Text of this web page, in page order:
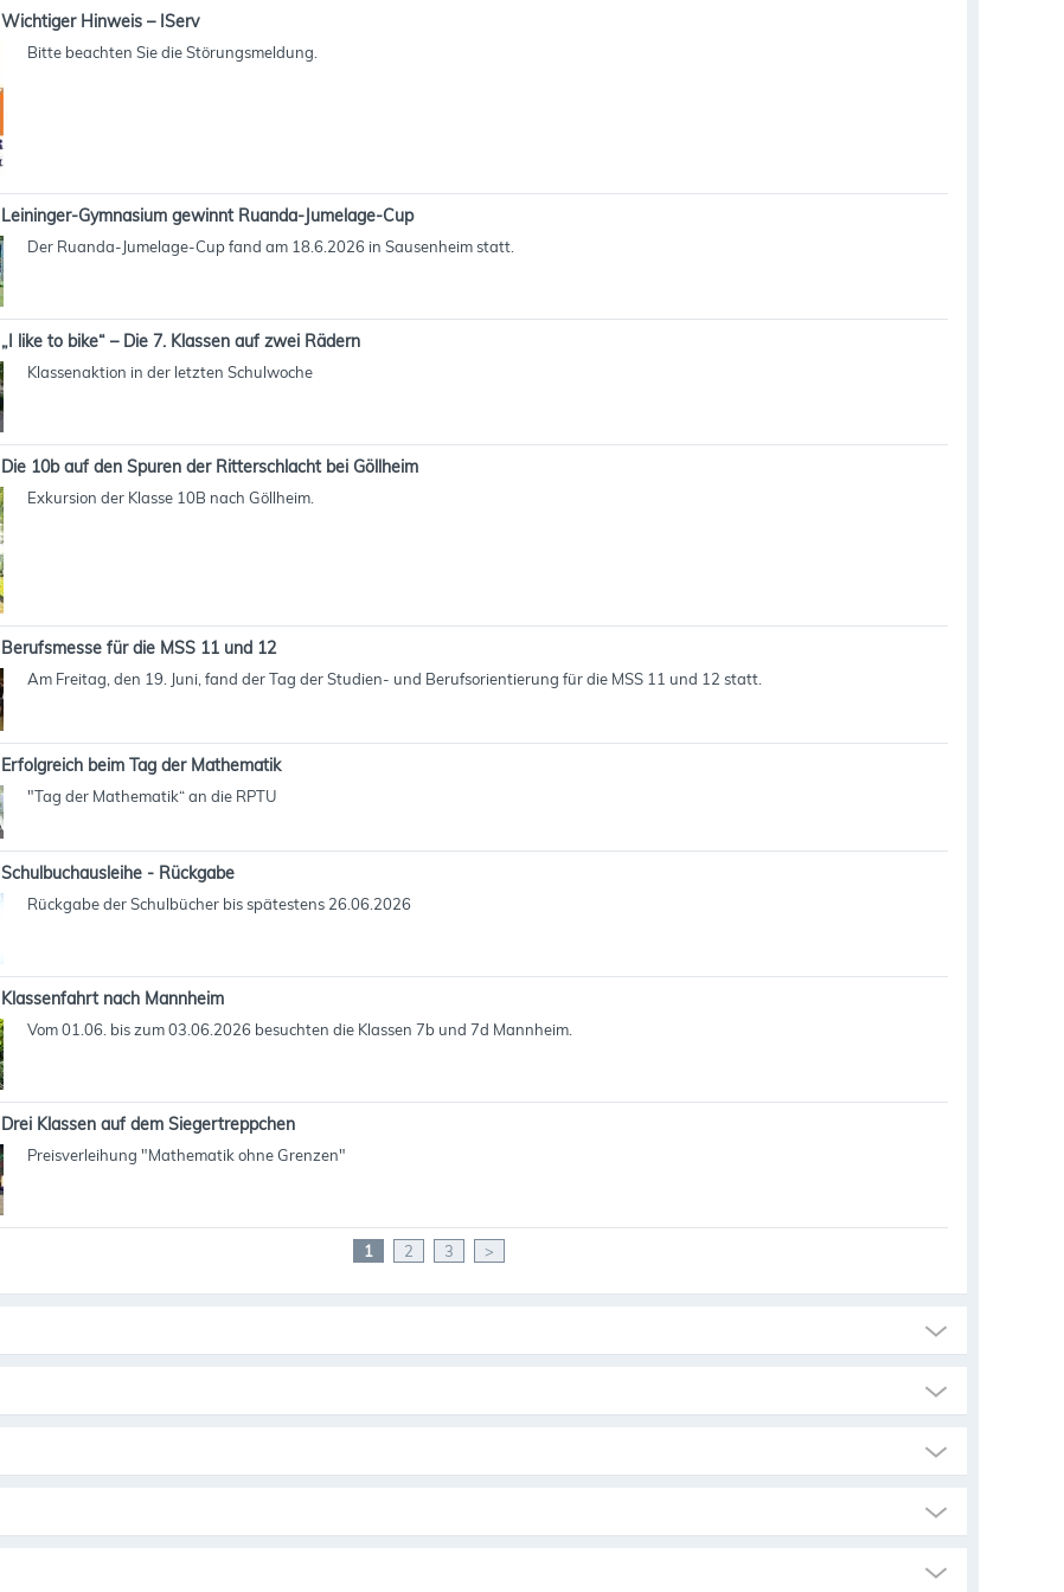
Wichtiger Hinweis – IServ
Bitte beachten Sie die Störungsmeldung.
Leininger-Gymnasium gewinnt Ruanda-Jumelage-Cup
Der Ruanda-Jumelage-Cup fand am 18.6.2026 in Sausenheim statt.
„I like to bike“ – Die 7. Klassen auf zwei Rädern
Klassenaktion in der letzten Schulwoche
Die 10b auf den Spuren der Ritterschlacht bei Göllheim
Exkursion der Klasse 10B nach Göllheim.
Berufsmesse für die MSS 11 und 12
Am Freitag, den 19. Juni, fand der Tag der Studien- und Berufsorientierung für die MSS 11 und 12 statt.
Erfolgreich beim Tag der Mathematik
"Tag der Mathematik“ an die RPTU
Schulbuchausleihe - Rückgabe
Rückgabe der Schulbücher bis spätestens 26.06.2026
Klassenfahrt nach Mannheim
Vom 01.06. bis zum 03.06.2026 besuchten die Klassen 7b und 7d Mannheim.
Drei Klassen auf dem Siegertreppchen
Preisverleihung "Mathematik ohne Grenzen"
1 2 3 >